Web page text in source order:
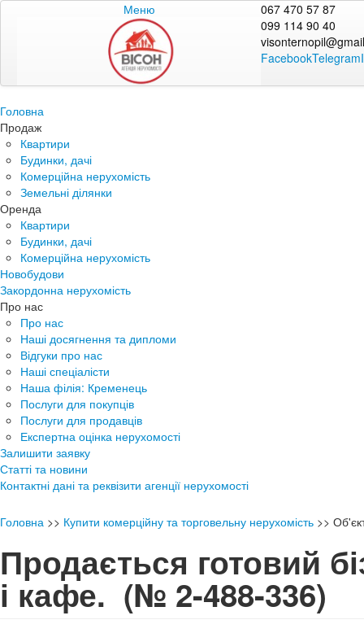
Меню
067 470 57 87
099 114 90 40
FacebookTelegram
Головна
Продаж
Квартири
Будинки, дачі
Комерційна нерухомість
Земельні ділянки
Оренда
Квартири
Будинки, дачі
Комерційна нерухомість
Новобудови
Закордонна нерухомість
Про нас
Про нас
Наші досягнення та дипломи
Відгуки про нас
Наші спеціалісти
Наша філія: Кременець
Послуги для покупців
Послуги для продавців
Експертна оцінка нерухомості
Залишити заявку
Статті та новини
Контактні дані та реквізити агенції нерухомості
Головна >> Купити комерційну та торговельну нерухомість >>
Продається готовий
і кафе. (№ 2-488-336)